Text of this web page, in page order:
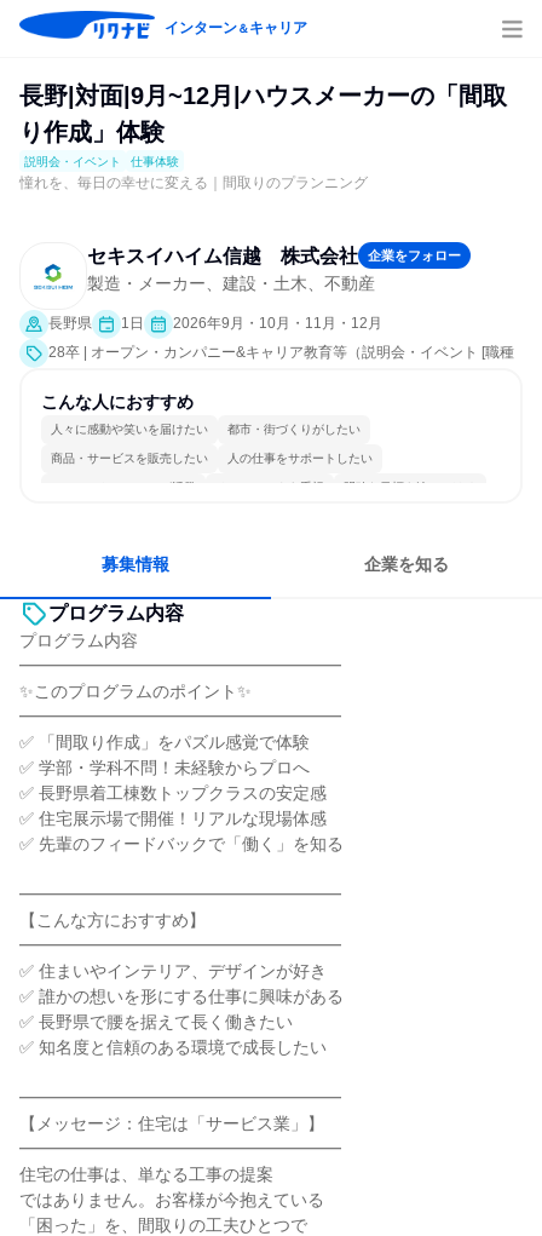
インターン＆キャリア
長野|対面|9月~12月|ハウスメーカーの「間取
り作成」体験
説明会・イベント 仕事体験
憧れを、毎日の幸せに変える｜間取りのプランニング
セキスイハイム信越 株式会社 企業をフォロー
製造・メーカー、建設・土木、不動産
長野県 1日
2026年9月・10月・11月・12月
28卒 | オープン・カンパニー&キャリア教育等（説明会・イベント [職種
こんな人におすすめ
人々に感動や笑いを届けたい 都市・街づくりがしたい
商品・サービスを販売したい 人の仕事をサポートしたい
コミュニケーションが活発 チームワークを重視 明確な目標を追いかける
募集情報 企業を知る
プログラム内容
プログラム内容
━━━━━━━━━━━━━━━━━━━
✨このプログラムのポイント✨
━━━━━━━━━━━━━━━━━━━
✅ 「間取り作成」をパズル感覚で体験
✅ 学部・学科不問！未経験からプロへ
✅ 長野県着工棟数トップクラスの安定感
✅ 住宅展示場で開催！リアルな現場体感
✅ 先輩のフィードバックで「働く」を知る
━━━━━━━━━━━━━━━━━━━
【こんな方におすすめ】
━━━━━━━━━━━━━━━━━━━
✅ 住まいやインテリア、デザインが好き
✅ 誰かの想いを形にする仕事に興味がある
✅ 長野県で腰を据えて長く働きたい
✅ 知名度と信頼のある環境で成長したい
━━━━━━━━━━━━━━━━━━━
【メッセージ：住宅は「サービス業」】
━━━━━━━━━━━━━━━━━━━
住宅の仕事は、単なる工事の提案
ではありません。お客様が今抱えている
「困った」を、間取りの工夫ひとつで